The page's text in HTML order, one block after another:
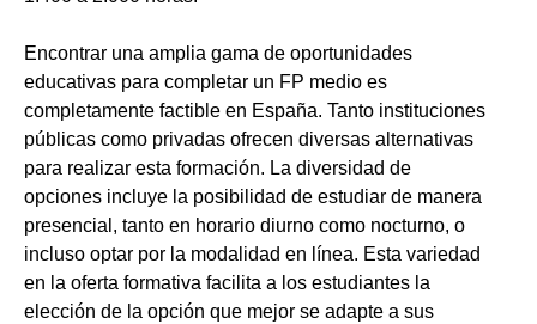
Encontrar una amplia gama de oportunidades
educativas para completar un FP medio es
completamente factible en España. Tanto instituciones
públicas como privadas ofrecen diversas alternativas
para realizar esta formación. La diversidad de
opciones incluye la posibilidad de estudiar de manera
presencial, tanto en horario diurno como nocturno, o
incluso optar por la modalidad en línea. Esta variedad
en la oferta formativa facilita a los estudiantes la
elección de la opción que mejor se adapte a sus